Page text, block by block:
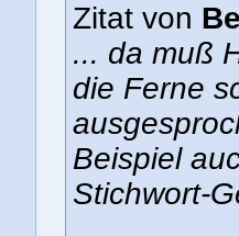
Zitat von
... da muß
die Ferne
Beispiel
Stichwort-